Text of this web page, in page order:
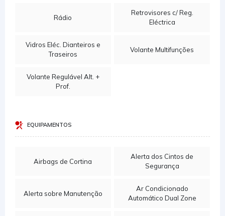
Rádio
Retrovisores c/ Reg.
Eléctrica
Vidros Eléc. Dianteiros e
Traseiros
Volante Multifunções
Volante Regulável Alt. +
Prof.
EQUIPAMENTOS
Airbags de Cortina
Alerta dos Cintos de
Segurança
Alerta sobre Manutenção
Ar Condicionado
Automático Dual Zone